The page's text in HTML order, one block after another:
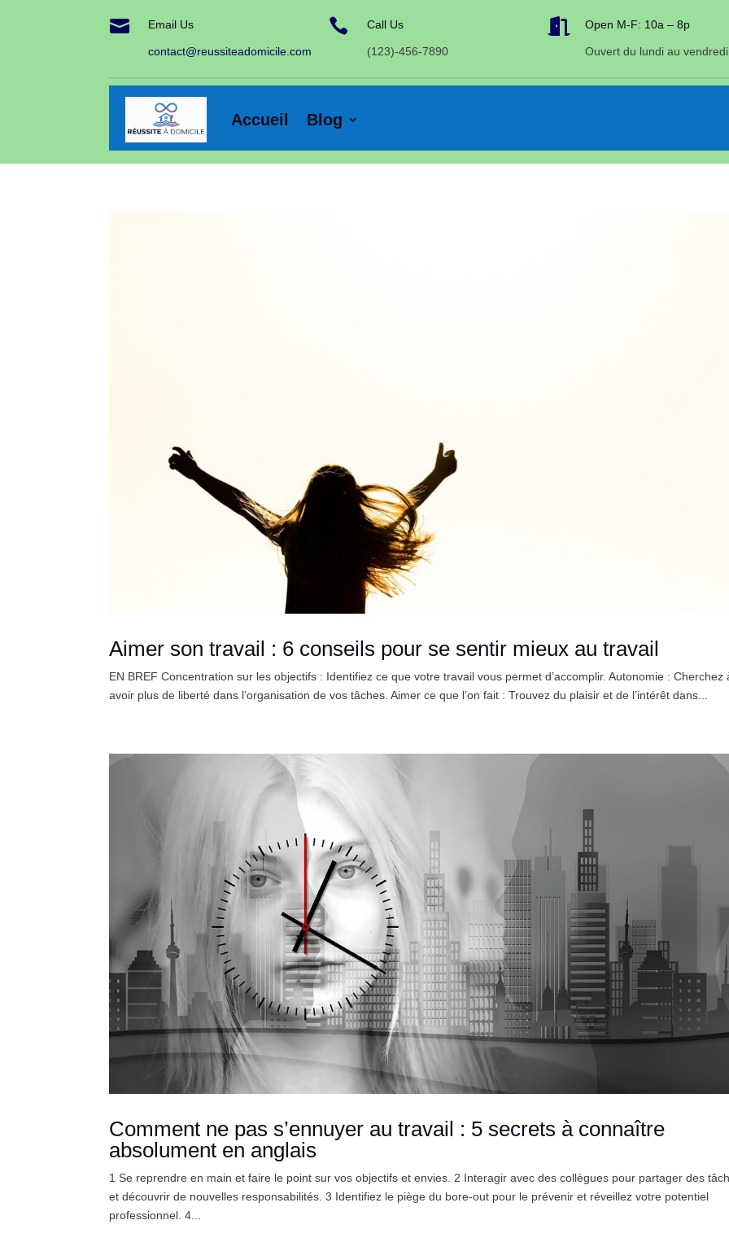
 Email Us
contact@reussiteadomicile.com
 Call Us
(123)-456-7890
 Open M-F: 10a – 8p
Ouvert du lundi au vendredi
Accueil Blog
Aimer son travail : 6 conseils pour se sentir mieux au travail
EN BREF Concentration sur les objectifs : Identifiez ce que votre travail vous permet d’accomplir. Autonomie : Cherchez
avoir plus de liberté dans l’organisation de vos tâches. Aimer ce que l’on fait : Trouvez du plaisir et de l’intérêt dans...
Comment ne pas s’ennuyer au travail : 5 secrets à connaître
absolument en anglais
1 Se reprendre en main et faire le point sur vos objectifs et envies. 2 Interagir avec des collègues pour partager des
et découvrir de nouvelles responsabilités. 3 Identifiez le piège du bore-out pour le prévenir et réveillez votre potentiel
professionnel. 4...